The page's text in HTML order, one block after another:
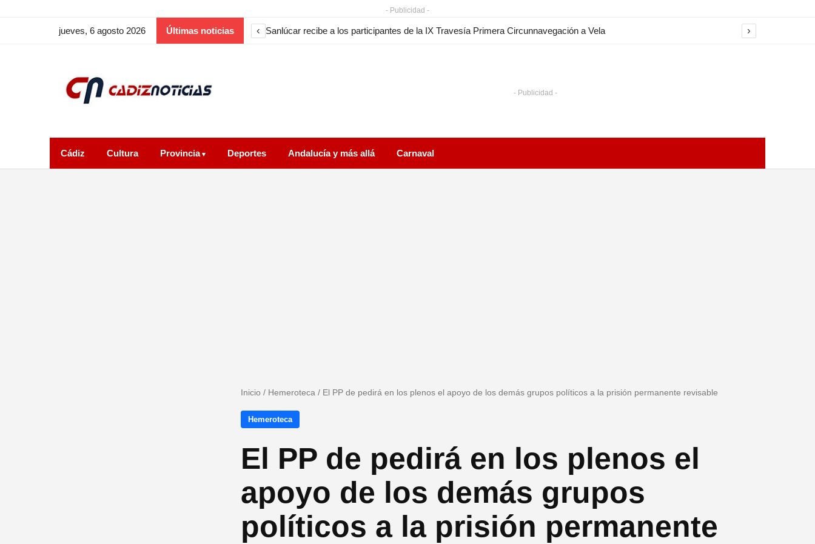
- Publicidad -
jueves, 6 agosto 2026 Últimas noticias ‹ Sanlúcar recibe a los participantes de la IX Travesía Primera Circunnavegación a Vela ›
- Publicidad -
Cádiz Cultura Provincia Deportes Andalucía y más allá Carnaval
Inicio / Hemeroteca / El PP de pedirá en los plenos el apoyo de los demás grupos políticos a la prisión permanente revisable
Hemeroteca
El PP de pedirá en los plenos el
apoyo de los demás grupos
políticos a la prisión permanente